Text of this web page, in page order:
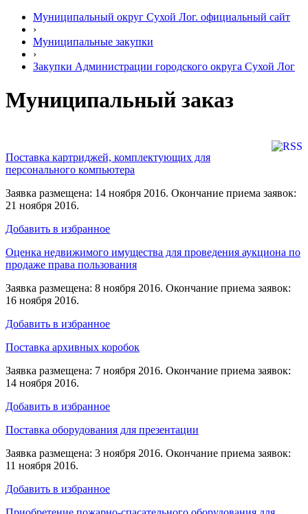
Муниципальный округ Сухой Лог. официальный сайт
›
Муниципальные закупки
›
Закупки Администрации городского округа Сухой Лог
Муниципальный заказ
Поставка картриджей, комплектующих для
персонального компьютера
Заявка размещена: 14 ноября 2016. Окончание приема заявок:
21 ноября 2016.
Добавить в избранное
Оценка недвижимого имущества для проведения аукциона по
продаже права пользования
Заявка размещена: 8 ноября 2016. Окончание приема заявок:
16 ноября 2016.
Добавить в избранное
Поставка архивных коробок
Заявка размещена: 7 ноября 2016. Окончание приема заявок:
14 ноября 2016.
Добавить в избранное
Поставка оборудования для презентации
Заявка размещена: 3 ноября 2016. Окончание приема заявок:
11 ноября 2016.
Добавить в избранное